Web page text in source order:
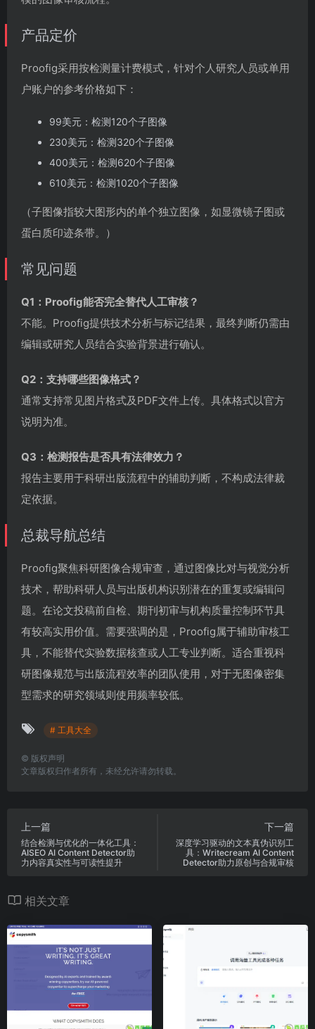
产品定价
Proofig采用按检测量计费模式，针对个人研究人员或单用
户账户的参考价格如下：
99美元：检测120个子图像
230美元：检测320个子图像
400美元：检测620个子图像
610美元：检测1020个子图像
（子图像指较大图形内的单个独立图像，如显微镜子图或
蛋白质印迹条带。）
常见问题
Q1：Proofig能否完全替代人工审核？
不能。Proofig提供技术分析与标记结果，最终判断仍需由
编辑或研究人员结合实验背景进行确认。
Q2：支持哪些图像格式？
通常支持常见图片格式及PDF文件上传。具体格式以官方
说明为准。
Q3：检测报告是否具有法律效力？
报告主要用于科研出版流程中的辅助判断，不构成法律裁
定依据。
总裁导航总结
Proofig聚焦科研图像合规审查，通过图像比对与视觉分析
技术，帮助科研人员与出版机构识别潜在的重复或编辑问
题。在论文投稿前自检、期刊初审与机构质量控制环节具
有较高实用价值。需要强调的是，Proofig属于辅助审核工
具，不能替代实验数据核查或人工专业判断。适合重视科
研图像规范与出版流程效率的团队使用，对于无图像密集
型需求的研究领域则使用频率较低。
# 工具大全
© 版权声明
文章版权归作者所有，未经允许请勿转载。
上一篇
结合检测与优化的一体化工具：
AISEO AI Content Detector助
力内容真实性与可读性提升
下一篇
深度学习驱动的文本真伪识别工
具：Writecream AI Content
Detector助力原创与合规审核
相关文章